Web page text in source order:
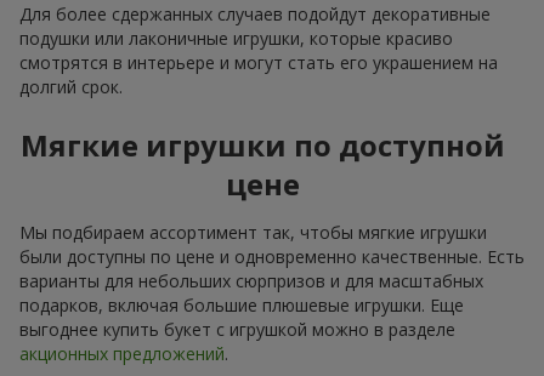
Для более сдержанных случаев подойдут декоративные
подушки или лаконичные игрушки, которые красиво
смотрятся в интерьере и могут стать его украшением на
долгий срок.
Мягкие игрушки по доступной
цене
Мы подбираем ассортимент так, чтобы мягкие игрушки
были доступны по цене и одновременно качественные. Есть
варианты для небольших сюрпризов и для масштабных
подарков, включая большие плюшевые игрушки. Еще
выгоднее купить букет с игрушкой можно в разделе
акционных предложений.